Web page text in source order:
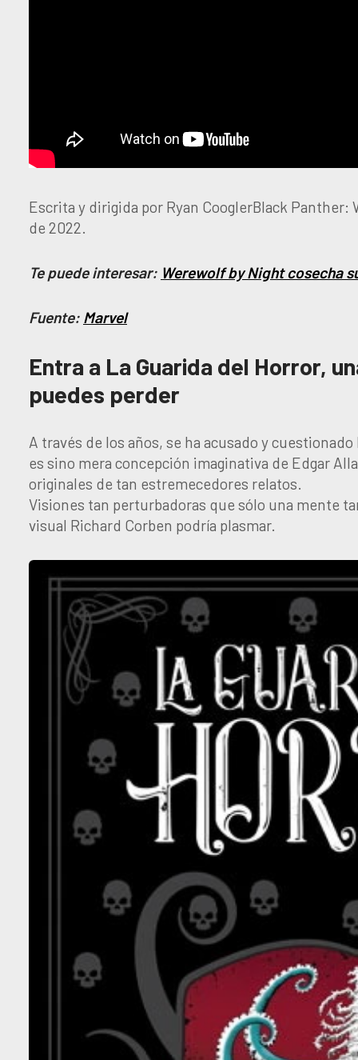
Escrita y dirigida por Ryan CooglerBlack Panther:
de 2022.
Te puede interesar: Werewolf by Night cosecha
Fuente: Marvel
Entra a La Guarida del Horror,
puedes perder
A través de los años, se ha acusado y
es sino mera concepción imaginativa de Edgar
originales de tan estremecedores relatos.
Visiones tan perturbadoras que sólo una mente
visual Richard Corben podría plasmar.